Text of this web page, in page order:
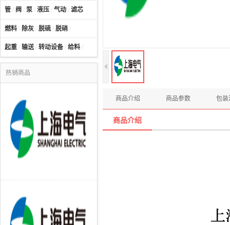
管 / 阀 / 泵 / 液压 / 气动 / 滤芯
燃料 / 除灰 / 脱硫 / 脱硝 /
起重 / 输送/ 转动设备 / 给料 /
热销商品
商品介绍 商品参数 包装
商品介绍